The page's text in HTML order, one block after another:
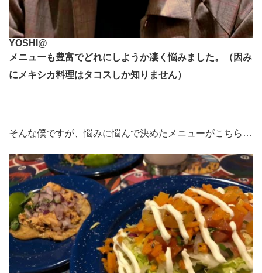
YOSHI@
メニューも豊富でどれにしようか凄く悩みました。（因み
にメキシカ料理はタコスしか知りません）
そんな僕ですが、悩みに悩んで決めたメニューがこちら…